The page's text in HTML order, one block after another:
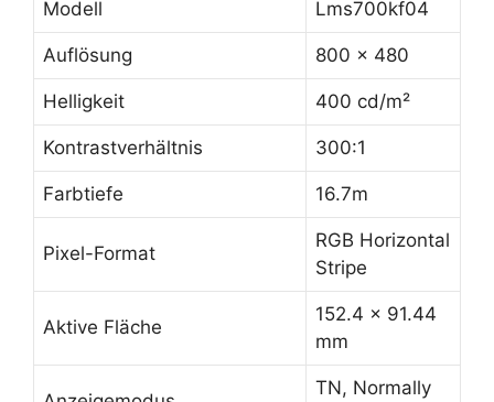
Modell Lms700kf04
Auflösung 800 x 480
Helligkeit 400 cd/m²
Kontrastverhältnis 300:1
Farbtiefe 16.7m
Pixel-Format
RGB Horizontal
Stripe
Aktive Fläche
152.4 x 91.44
mm
TN, Normally